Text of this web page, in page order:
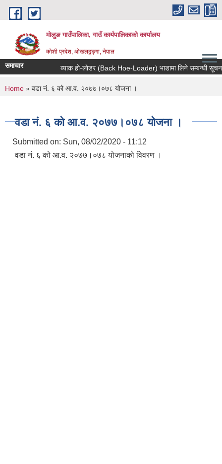
Skip to main content
मोलुङ गाउँपालिका, गाउँ कार्यपालिकाको कार्यालय
कोशी प्रदेश, ओखलढुङ्गा, नेपाल
समाचार ब्याक हाे-लाेडर (Back Hoe-Loader) भाडामा लिने सम्बन्धी सूचना
You are here
Home » वडा नं. ६ को आ.व. २०७७।०७८ योजना ।
वडा नं. ६ को आ.व. २०७७।०७८ योजना ।
Submitted on: Sun, 08/02/2020 - 11:12
वडा नं. ६ को आ.व. २०७७।०७८ योजनाको विवरण ।